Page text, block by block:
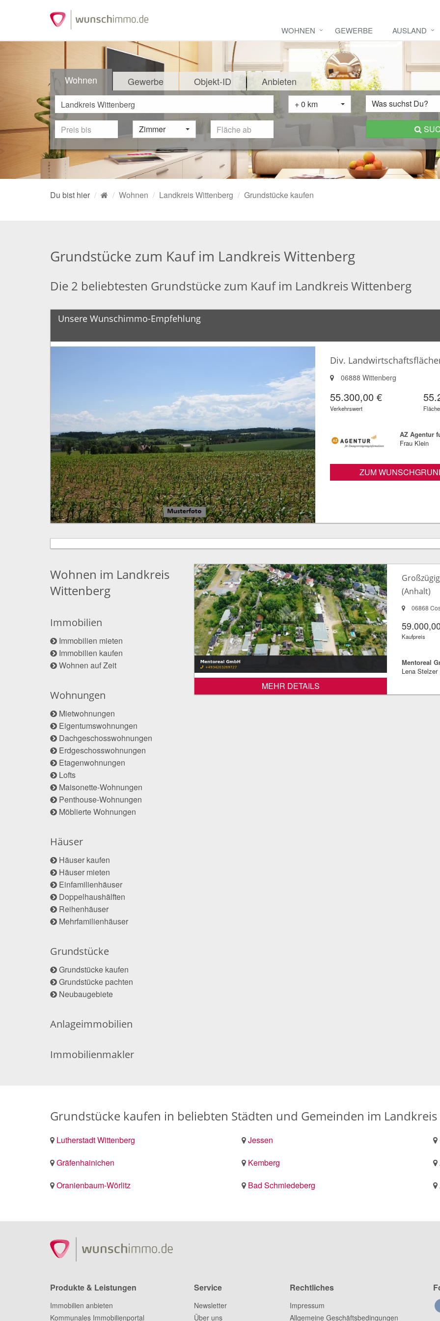
WOHNEN GEWERBE AUSLAND
Wohnen Gewerbe Objekt-ID Anbieten
+ 0 km Was suchst Du?
Zimmer
Du bist hier Wohnen Landkreis Wittenberg Grundstücke kaufen
Grundstücke zum Kauf im Landkreis Wittenberg
Die 2 beliebtesten Grundstücke zum Kauf im Landkreis Wittenberg
Unsere Wunschimmo-Empfehlung
Div.
06888 Wittenberg
55.300,00 €
Verkehrswert
AZ Agentur
Frau Klein
ZUM
Wohnen im Landkreis
Wittenberg
Immobilien
Immobilien mieten
Immobilien kaufen
Wohnen auf Zeit
Wohnungen
Mietwohnungen
Eigentumswohnungen
Dachgeschosswohnungen
Erdgeschosswohnungen
Etagenwohnungen
Lofts
Maisonette-Wohnungen
Penthouse-Wohnungen
Möblierte Wohnungen
Häuser
Häuser kaufen
Häuser mieten
Einfamilienhäuser
Doppelhaushälften
Reihenhäuser
Mehrfamilienhäuser
Grundstücke
Grundstücke kaufen
Grundstücke pachten
Neubaugebiete
Anlageimmobilien
Immobilienmakler
MEHR DETAILS
(Anhalt)
06868
Kaufpreis
Mentoreal
Lena Stelzer
Grundstücke kaufen in beliebten Städten und Gemeinden im
Lutherstadt Wittenberg Jessen
Gräfenhainichen
Kemberg
Oranienbaum-Wörlitz
Bad Schmiedeberg
Produkte & Leistungen
Immobilien anbieten
Kommunales Immobilienportal
Service
Newsletter
Über uns
Rechtliches
Impressum
Allgemeine Geschäftsbedingungen